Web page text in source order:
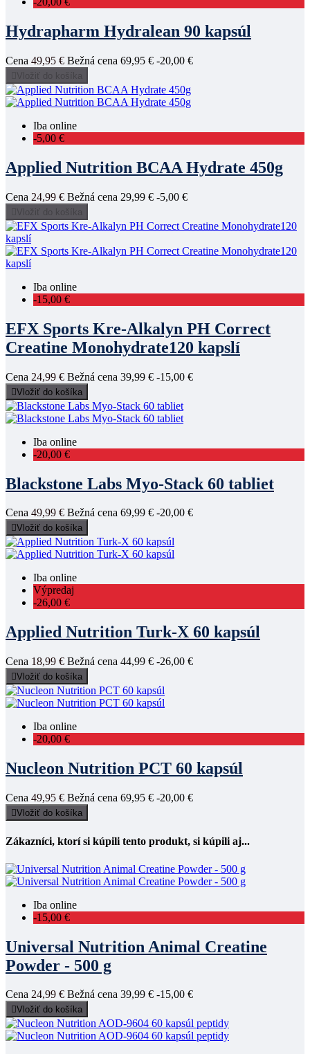
Hydrapharm Hydralean 90 kapsúl
Cena 49,95 € Bežná cena 69,95 € -20,00 €
Vložiť do košíka
Iba online
-5,00 €
Applied Nutrition BCAA Hydrate 450g
Cena 24,99 € Bežná cena 29,99 € -5,00 €
Vložiť do košíka
Iba online
-15,00 €
EFX Sports Kre-Alkalyn PH Correct
Creatine Monohydrate120 kapslí
Cena 24,99 € Bežná cena 39,99 € -15,00 €
Vložiť do košíka
Iba online
-20,00 €
Blackstone Labs Myo-Stack 60 tabliet
Cena 49,99 € Bežná cena 69,99 € -20,00 €
Vložiť do košíka
Iba online
Výpredaj
-26,00 €
Applied Nutrition Turk-X 60 kapsúl
Cena 18,99 € Bežná cena 44,99 € -26,00 €
Vložiť do košíka
Iba online
-20,00 €
Nucleon Nutrition PCT 60 kapsúl
Cena 49,95 € Bežná cena 69,95 € -20,00 €
Vložiť do košíka
Zákazníci, ktorí si kúpili tento produkt, si kúpili aj...
Iba online
-15,00 €
Universal Nutrition Animal Creatine
Powder - 500 g
Cena 24,99 € Bežná cena 39,99 € -15,00 €
Vložiť do košíka